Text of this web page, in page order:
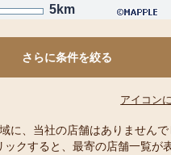
5km
さらに条件を絞る
アイコン
に、当社の店舗はありませんで
ックすると、最寄の店舗一覧が